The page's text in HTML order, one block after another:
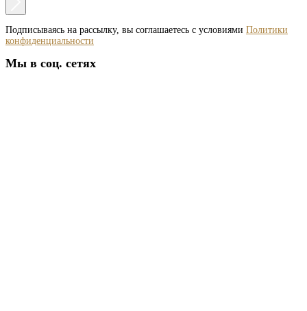
Подписываясь на рассылку, вы соглашаетесь с условиями Политики
конфиденциальности
Мы в соц. сетях